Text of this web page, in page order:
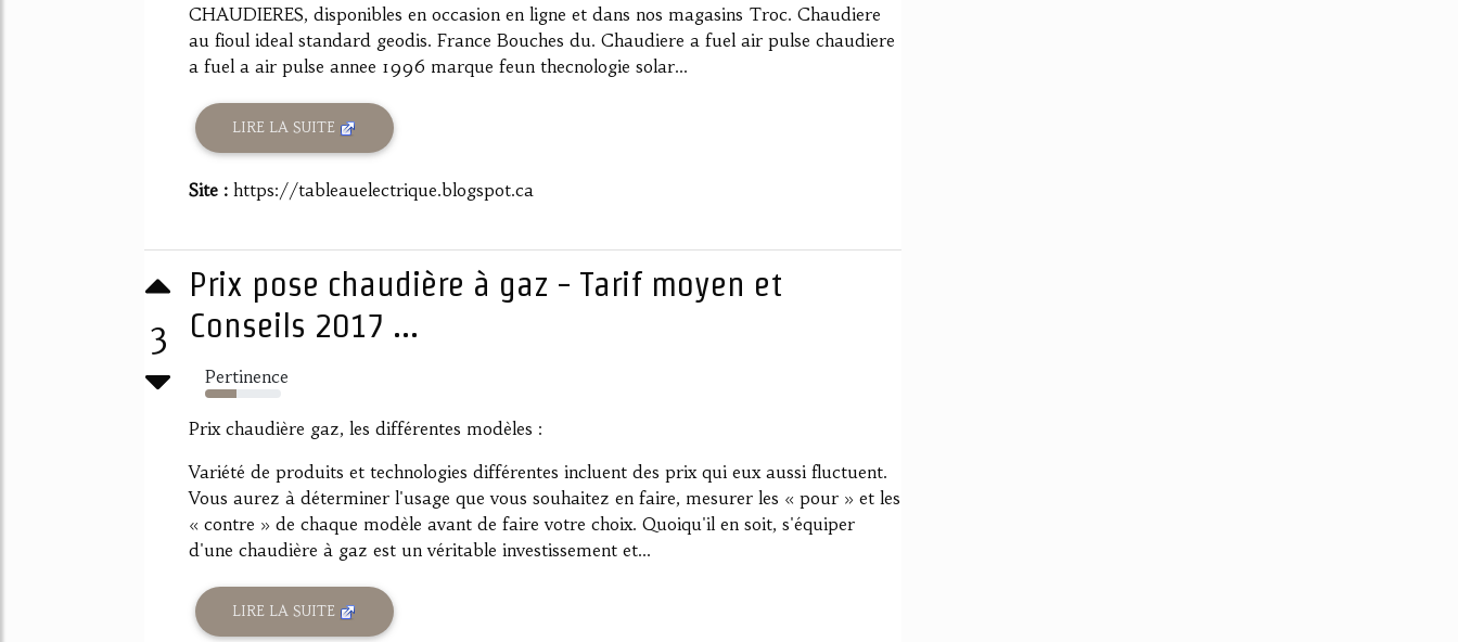
CHAUDIERES, disponibles en occasion en ligne et dans nos magasins Troc. Chaudiere
au fioul ideal standard geodis. France Bouches du. Chaudiere a fuel air pulse chaudiere
a fuel a air pulse annee 1996 marque feun thecnologie solar...
LIRE LA SUITE
Site : https://tableauelectrique.blogspot.ca
3
Prix pose chaudière à gaz - Tarif moyen et
Conseils 2017 ...
Pertinence
41%
Prix chaudière gaz, les différentes modèles :
Variété de produits et technologies différentes incluent des prix qui eux aussi fluctuent.
Vous aurez à déterminer l'usage que vous souhaitez en faire, mesurer les « pour » et les
« contre » de chaque modèle avant de faire votre choix. Quoiqu'il en soit, s'équiper
d'une chaudière à gaz est un véritable investissement et...
LIRE LA SUITE